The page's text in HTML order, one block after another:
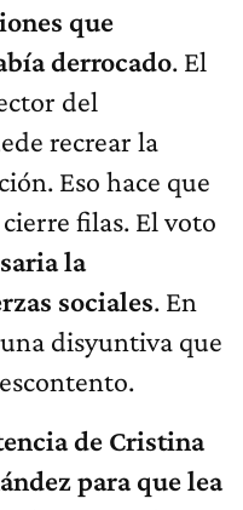
que
derrocado. El
del
recrear la
Eso hace que
filas. El voto
la
sociales. En
disyuntiva que
de Cristina
para que lea